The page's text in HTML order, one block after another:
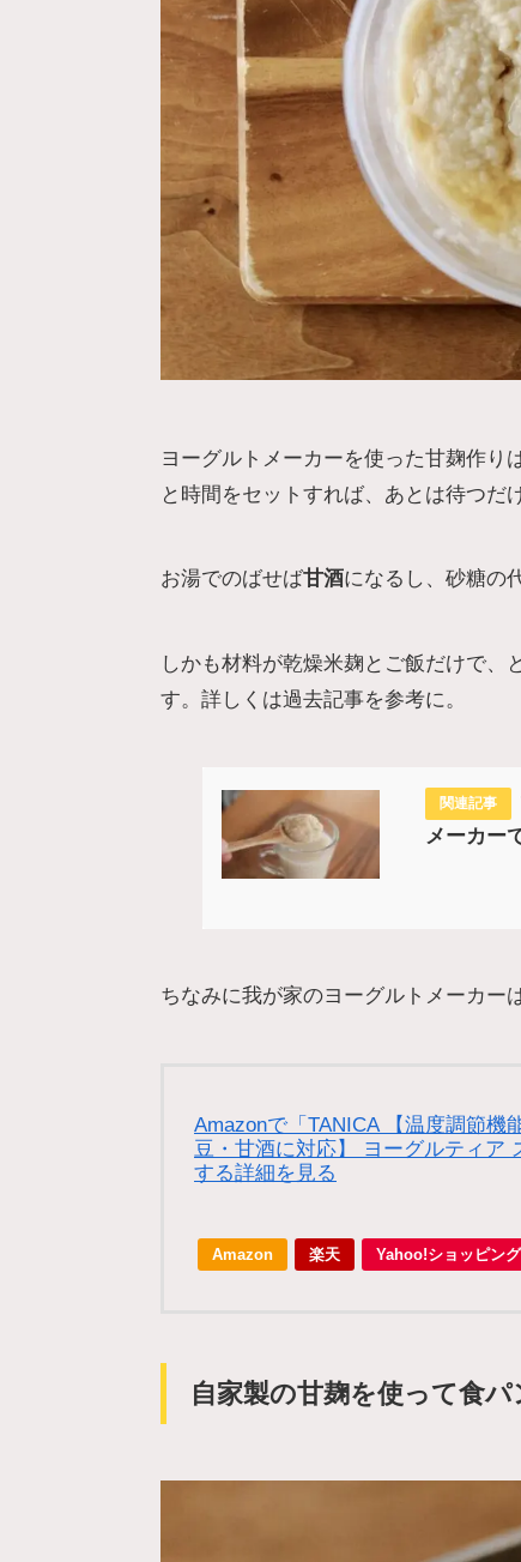
ヨーグルトメーカーを使った甘麹作り
と時間をセットすれば、あとは待つだけ
お湯でのばせば甘酒になるし、砂糖の
しかも材料が乾燥米麹とご飯だけで、
す。詳しくは過去記事を参考に。
メーカー
ちなみに我が家のヨーグルトメーカー
Amazonで「TANICA 【温度調節機
豆・甘酒に対応】 ヨーグルティア
する詳細を見る
Amazon 楽天 Yahoo!ショッピング
自家製の甘麹を使って食パ